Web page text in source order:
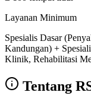
Layanan Minimum
Spesialis Dasar
Kandungan) +
Klinik, Rehabilitasi
Tentang